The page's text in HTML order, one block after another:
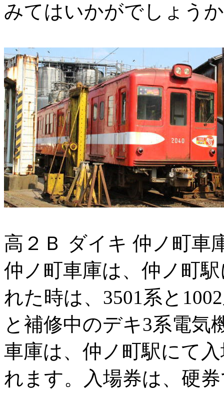
みてはいかがでしょう
高２Ｂ ダイキ 仲ノ町車
仲ノ町車庫は、仲ノ町
れた時は、3501系と
と補修中のデキ3系電気
車庫は、仲ノ町駅にて
れます。入場券は、硬